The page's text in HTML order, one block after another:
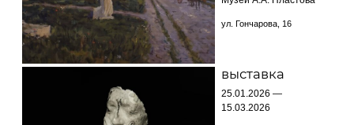
ул. Гончарова, 16
выставка
25.01.2026 —
15.03.2026